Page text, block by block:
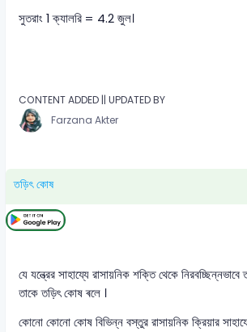
সুতরাং 1 ক্যালরি = 4.2 জুল।
CONTENT ADDED || UPDATED BY
Farzana Akter
তড়িৎ কোষ
যে যন্ত্রের সাহায্যে রাসায়নিক শক্তি থেকে নিরবচ্ছিন্নভাবে
তাকে তড়িৎ কোষ ৰলে ।
কোনো কোনো কোষ বিভিন্ন বস্তুর রাসায়নিক ক্রিয়ার